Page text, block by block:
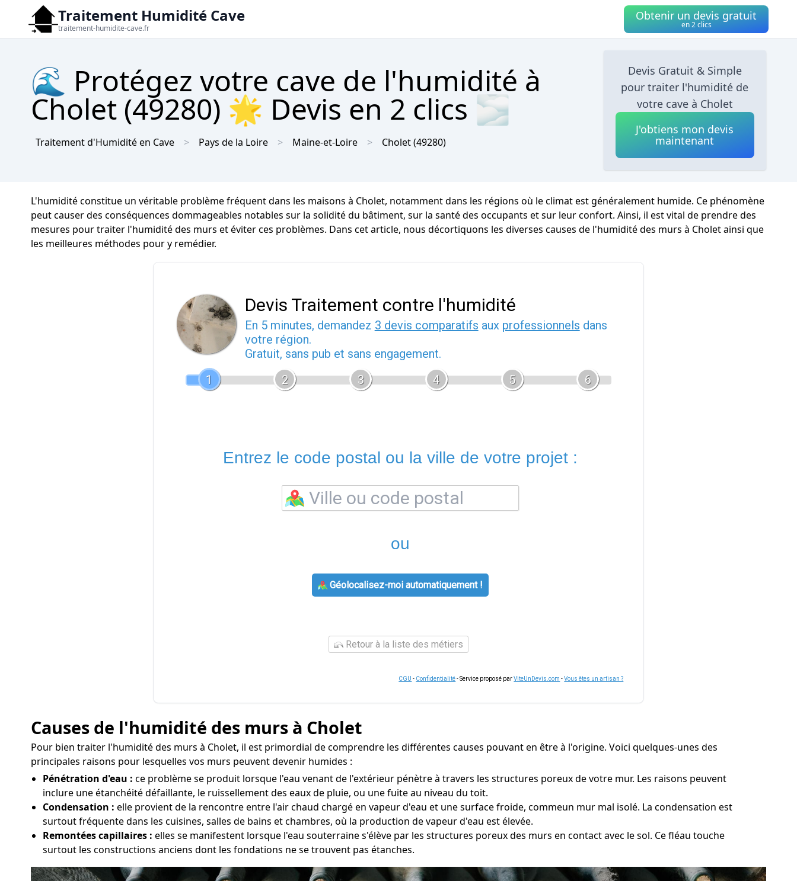
Traitement Humidité Cave
traitement-humidite-cave.fr
Obtenir un devis gratuit
en 2 clics
🌊 Protégez votre cave de l'humidité à
Cholet (49280) 🌟 Devis en 2 clics 🌫
Traitement d'Humidité en Cave Pays de la Loire Maine-et-Loire Cholet(49280)
Devis Gratuit & Simple
pour traiter l'humidité de
votre cave à Cholet
J'obtiens mon devis
maintenant
L'humidité constitue un véritable problème fréquent dans les maisons à Cholet, notamment dans les régions où le climat est généralement humide. Ce phénomène
peut causer des conséquences dommageables notables sur la solidité du bâtiment, sur la santé des occupants et sur leur confort. Ainsi, il est vital de prendre des
mesures pour traiter l'humidité des murs et éviter ces problèmes. Dans cet article, nous décortiquons les diverses causes de l'humidité des murs à Cholet ainsi que
les meilleures méthodes pour y remédier.
Devis Traitement contre l'humidité
En 5 minutes, demandez 3 devis comparatifs aux professionnels dans
votre région.
Gratuit, sans pub et sans engagement.
1
2 3 4 5 6
Entrez le code postal ou la ville de votre projet :
ou
Géolocalisez-moi automatiquement !
Retour à la liste des métiers
CGU - Confidentialité- Service proposé parViteUnDevis.com -Vous êtes un artisan ?
Causes de l'humidité des murs à Cholet
Pour bien traiter l'humidité des murs à Cholet, il est primordial de comprendre les différentes causes pouvant en être à l'origine. Voici quelques-unes des
principales raisons pour lesquelles vos murs peuvent devenir humides :
Pénétration d'eau : ce problème se produit lorsque l'eau venant de l'extérieur pénètre à travers les structures poreux de votre mur. Les raisons peuvent
inclure une étanchéité défaillante, le ruissellement des eaux de pluie, ou une fuite au niveau du toit.
Condensation : elle provient de la rencontre entre l'air chaud chargé en vapeur d'eau et une surface froide, commeun mur mal isolé. La condensation est
surtout fréquente dans les cuisines, salles de bains et chambres, où la production de vapeur d'eau est élevée.
Remontées capillaires : elles se manifestent lorsque l'eau souterraine s'élève par les structures poreux des murs en contact avec le sol. Ce fléau touche
surtout les constructions anciens dont les fondations ne se trouvent pas étanches.